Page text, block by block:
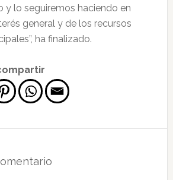
y lo seguiremos haciendo en
general y de los recursos
ha finalizado.